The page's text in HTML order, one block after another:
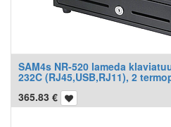
SAM4s NR-520 lameda
232C (RJ45,USB,RJ11), 2
365.83 €